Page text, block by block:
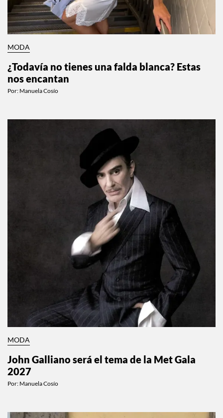
MODA
¿Todavía no tienes una falda blanca? Estas
nos encantan
Por: Manuela Cosío
MODA
John Galliano será el tema de la Met Gala
2027
Por: Manuela Cosío